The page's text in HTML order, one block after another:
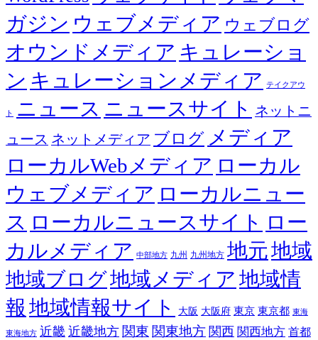
ガジン ウェブメディア ウェブログ
オウンドメディア キュレーショ
ン キュレーションメディア テイクアウ
ト ニュース ニュースサイト ネットニ
ュース ネットメディア ブログ メディア
ローカルWebメディア ローカル
ウェブメディア ローカルニュー
ス ローカルニュースサイト ロー
カルメディア 中部地方 九州 九州地方 地元地域
地域ブログ地域メディア 地域情
報 地域情報サイト 大阪 大阪府 東京 東京都 東海
東海地方 近畿 近畿地方 関東 関東地方 関西 関西地方 首都